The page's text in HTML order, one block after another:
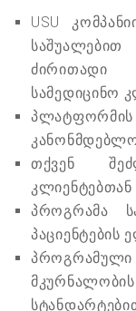
USU
ძირითადი
სამედიცინო
თქვენ
პროგრამა